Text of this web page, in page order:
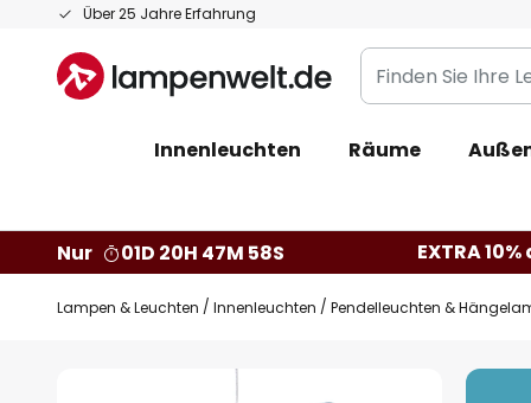
Über 25 Jahre Erfahrung
Zum
springen
Finden
Sie
Leuchte...
Innenleuchten Räume
Nur
01D 20H 47M 57S EXTRA
Lampen & Leuchten Innenleuchten Pendelleuchten &